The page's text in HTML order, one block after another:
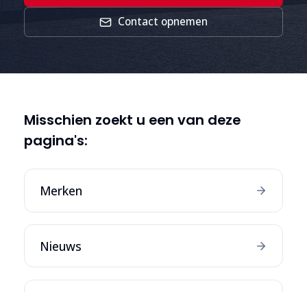
Contact opnemen
Misschien zoekt u een van deze
pagina's:
Merken
Nieuws